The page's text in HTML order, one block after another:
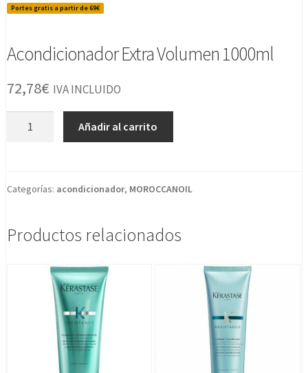
Portes gratis a partir de 69€
Acondicionador Extra Volumen 1000ml
72,78€ IVA INCLUIDO
cantidad
Añadir al carrito
Categorías: acondicionador, MOROCCANOIL
Productos relacionados